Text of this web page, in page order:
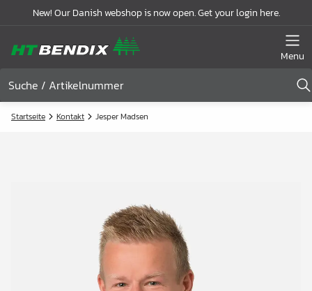
New! Our Danish webshop is now open. Get your login here.
Menu
Startseite Kontakt Jesper Madsen